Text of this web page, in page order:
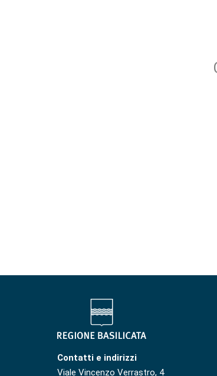
Contatti e indirizzi
Viale Vincenzo Verrastro, 4